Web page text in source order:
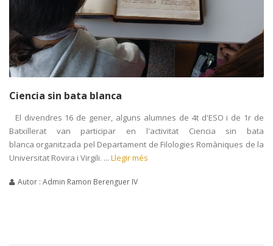
Ciencia sin bata blanca
El divendres 16 de gener, alguns alumnes de 4t d'ESO i de 1r de
Batxillerat van participar en l'activitat Ciencia sin bata
blanca organitzada pel Departament de Filologies Romàniques de la
Universitat Rovira i Virgili. ... Llegir més
Autor : Admin Ramon Berenguer IV